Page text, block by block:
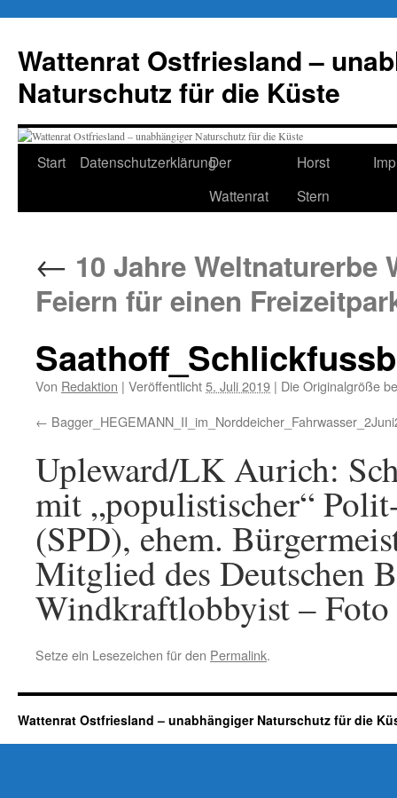
springen
Wattenrat Ostfriesland –
Naturschutz für die Küste
Start DatenschutzerklärungDer
Wattenrat
Horst
Stern
← 10 Jahre Weltnaturerbe
Feiern für einen
Von Redaktion | Veröffentlicht5. Juli 2019 | Die Originalgröße
Upleward/LK Aurich:
mit „populistischer“
(SPD), ehem.
Mitglied des Deutschen
Windkraftlobbyist –
Setze ein Lesezeichen für den Permalink.
Wattenrat Ostfriesland – unabhängiger Naturschutz für die